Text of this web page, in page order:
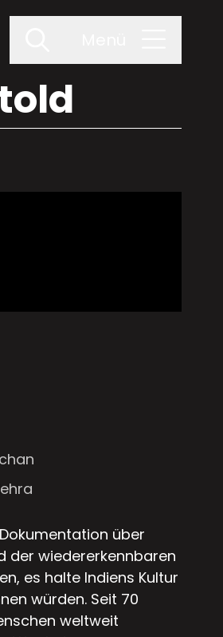
über
der wiedererkennbaren
es halte Indiens Kultur
würden. Seit 70
weltweit